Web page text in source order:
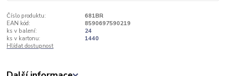
Číslo produktu:
681BR
EAN kód:
8590697590219
ks v balení:
24
ks v kartonu:
1440
Hlídat dostupnost